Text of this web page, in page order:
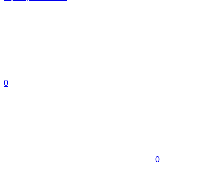
0
0